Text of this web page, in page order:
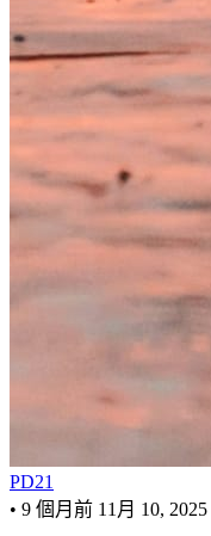
PD21
• 9 個月前 11月 10, 2025